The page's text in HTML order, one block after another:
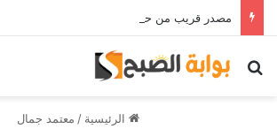
بحث عن
الرئيسية / معتمد جمال